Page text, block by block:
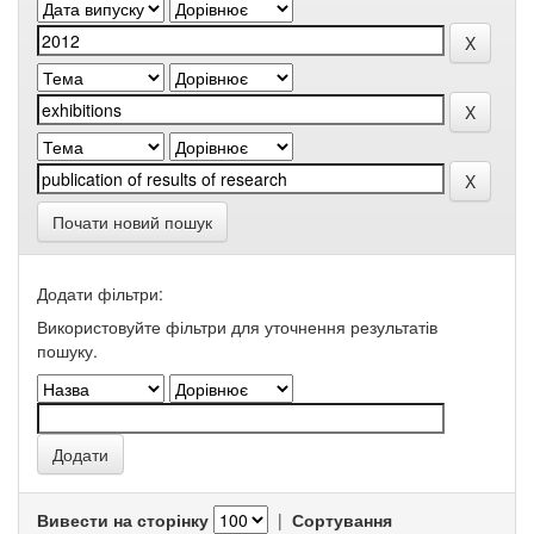
Почати новий пошук
Додати фільтри:
Використовуйте фільтри для уточнення результатів
пошуку.
Вивести на сторінку | Сортування